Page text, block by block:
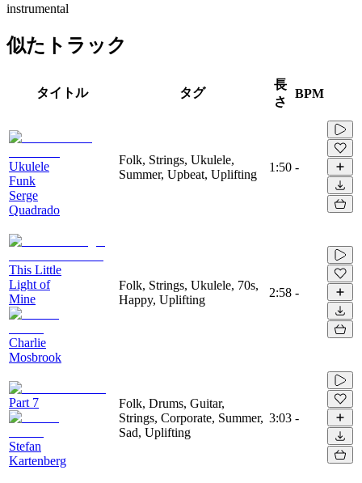
instrumental
似たトラック
タイトル タグ
長
さ
BPM
Ukulele
Funk
Serge
Quadrado
Folk, Strings, Ukulele,
Summer, Upbeat, Uplifting
1:50 -
This Little
Light of
Mine
Charlie
Mosbrook
Folk, Strings, Ukulele, 70s,
Happy, Uplifting
2:58 -
Part 7
Stefan
Kartenberg
Folk, Drums, Guitar,
Strings, Corporate, Summer,
Sad, Uplifting
3:03 -